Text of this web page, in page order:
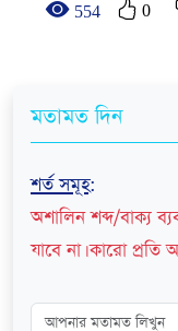
554 0
মতামত দিন
শর্ত সমূহ:
অশালিন শব্দ/বাক্য
যাবে না। কারো প্রতি